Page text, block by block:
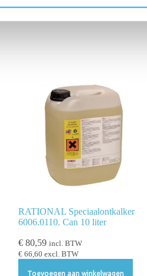
RATIONAL Speciaalontkalker
6006.0110. Can 10 liter
€ 80,59 incl. BTW
€ 66,60 excl. BTW
Toevoegen aan winkelwagen